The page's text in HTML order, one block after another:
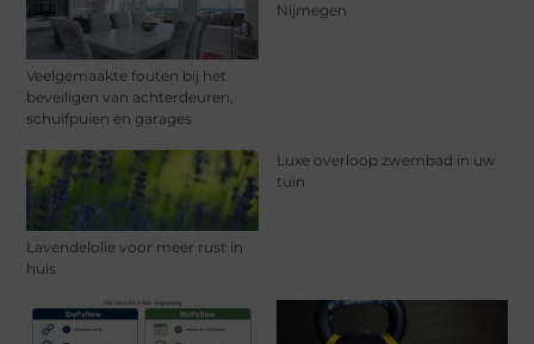
Veelgemaakte fouten bij het
beveiligen van achterdeuren,
schuifpuien en garages
Nijmegen
Lavendelolie voor meer rust in
huis
Luxe overloop zwembad in uw
tuin